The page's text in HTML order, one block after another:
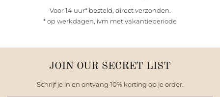
Voor 14 uur* besteld, direct verzonden.
* op werkdagen, ivm met vakantieperiode
JOIN OUR SECRET LIST
Schrijf je in en ontvang 10% korting op je order.